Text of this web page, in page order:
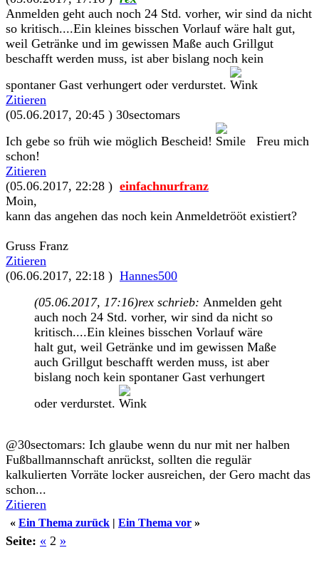
Anmelden geht auch noch 24 Std. vorher, wir sind da nicht
so kritisch....Ein kleines bisschen Vorlauf wäre halt gut,
weil Getränke und im gewissen Maße auch Grillgut
beschafft werden muss, ist aber bislang noch kein
spontaner Gast verhungert oder verdurstet.
Zitieren
(05.06.2017, 20:45 ) 30sectomars
Ich gebe so früh wie möglich Bescheid!
Freu mich
schon!
Zitieren
(05.06.2017, 22:28 ) einfachnurfranz
Moin,
kann das angehen das noch kein Anmeldetrööt existiert?
Gruss Franz
Zitieren
(06.06.2017, 22:18 ) Hannes500
(05.06.2017, 17:16)rex schrieb: Anmelden geht
auch noch 24 Std. vorher, wir sind da nicht so
kritisch....Ein kleines bisschen Vorlauf wäre
halt gut, weil Getränke und im gewissen Maße
auch Grillgut beschafft werden muss, ist aber
bislang noch kein spontaner Gast verhungert
oder verdurstet.
@30sectomars: Ich glaube wenn du nur mit ner halben
Fußballmannschaft anrückst, sollten die regulär
kalkulierten Vorräte locker ausreichen, der Gero macht das
schon...
Zitieren
« Ein Thema zurück | Ein Thema vor »
Seite: « 2 »